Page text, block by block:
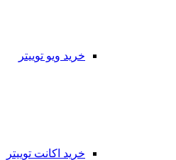
خرید ویو توییتر
خرید اکانت توییتر